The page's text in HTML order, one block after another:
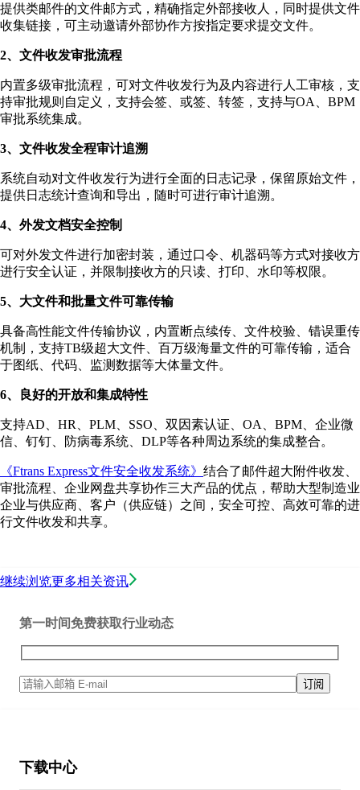
提供类邮件的文件邮方式，精确指定外部接收人，同时提供文件
收集链接，可主动邀请外部协作方按指定要求提交文件。
2、文件收发审批流程
内置多级审批流程，可对文件收发行为及内容进行人工审核，支
持审批规则自定义，支持会签、或签、转签，支持与OA、BPM
审批系统集成。
3、文件收发全程审计追溯
系统自动对文件收发行为进行全面的日志记录，保留原始文件，
提供日志统计查询和导出，随时可进行审计追溯。
4、外发文档安全控制
可对外发文件进行加密封装，通过口令、机器码等方式对接收方
进行安全认证，并限制接收方的只读、打印、水印等权限。
5、大文件和批量文件可靠传输
具备高性能文件传输协议，内置断点续传、文件校验、错误重传
机制，支持TB级超大文件、百万级海量文件的可靠传输，适合
于图纸、代码、监测数据等大体量文件。
6、良好的开放和集成特性
支持AD、HR、PLM、SSO、双因素认证、OA、BPM、企业微
信、钉钉、防病毒系统、DLP等各种周边系统的集成整合。
《Ftrans Express文件安全收发系统》 结合了邮件超大附件收发、
审批流程、企业网盘共享协作三大产品的优点，帮助大型制造业
企业与供应商、客户（供应链）之间，安全可控、高效可靠的进
行文件收发和共享。
继续浏览更多相关资讯
第一时间免费获取行业动态
下载中心